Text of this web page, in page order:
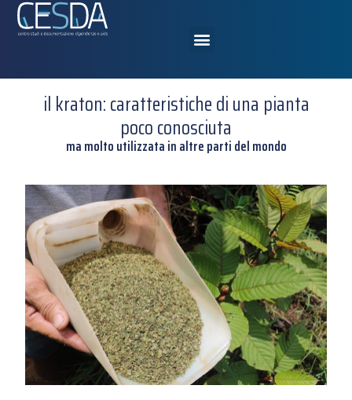
il kraton: caratteristiche di una pianta
poco conosciuta
ma molto utilizzata in altre parti del mondo